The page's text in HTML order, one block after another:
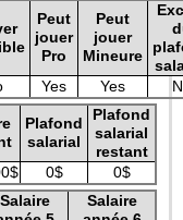
Peut
jouer
Pro
Peut
jouer
Mineure
Yes Yes
Plafond
salarial
Plafond
salarial
restant
0$
0$
Salaire
Salaire